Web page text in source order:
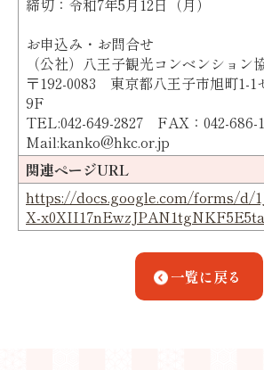
締切：令和7年5月12日（月）
お申込み・お問合せ
（公社）八王子観光コンベンション
〒192-0083 東京都八王子市旭町1-1
9F
TEL:042-649-2827 FAX：042-686-
Mail:kanko@hkc.or.jp
関連ページURL
https://docs.google.com/forms/d/
X-
一覧に戻る